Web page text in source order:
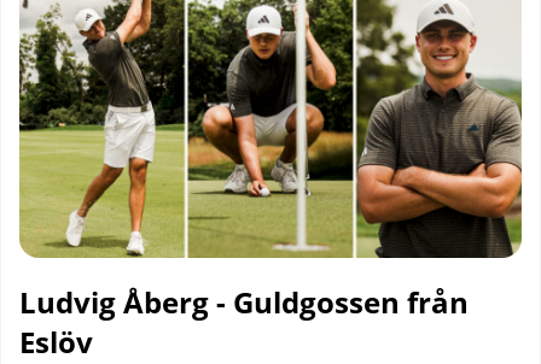
Ludvig Åberg - Guldgossen från
Eslöv